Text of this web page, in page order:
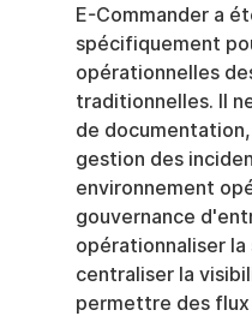
E-Commander a
spécifiquement
opérationnelles
traditionnelles. Il
de
gestion des
environnement
gouvernance
opérationnaliser
centraliser la
permettre des